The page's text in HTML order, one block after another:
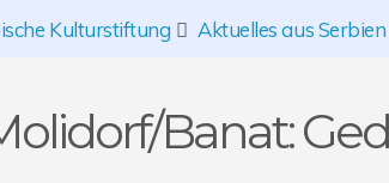
Kulturstiftung Aktuelles aus Serbien
Banat: